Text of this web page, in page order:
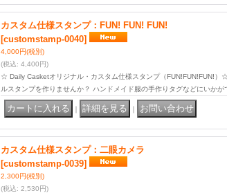
カスタム仕様スタンプ：FUN! FUN! FUN!
[customstamp-0040]
4,000円(税別)
(税込: 4,400円)
☆ Daily Casketオリジナル・カスタム仕様スタンプ（FUN!FUN!FUN!）
ルスタンプを作りませんか？ ハンドメイド服の手作りタグなどにいかが
｜ ｜
カスタム仕様スタンプ：二眼カメラ
[customstamp-0039]
2,300円(税別)
(税込: 2,530円)